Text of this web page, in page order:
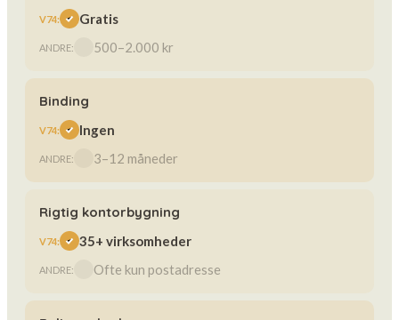
Gratis
500–2.000 kr
Binding
Ingen
3–12 måneder
Rigtig kontorbygning
35+ virksomheder
Ofte kun postadresse